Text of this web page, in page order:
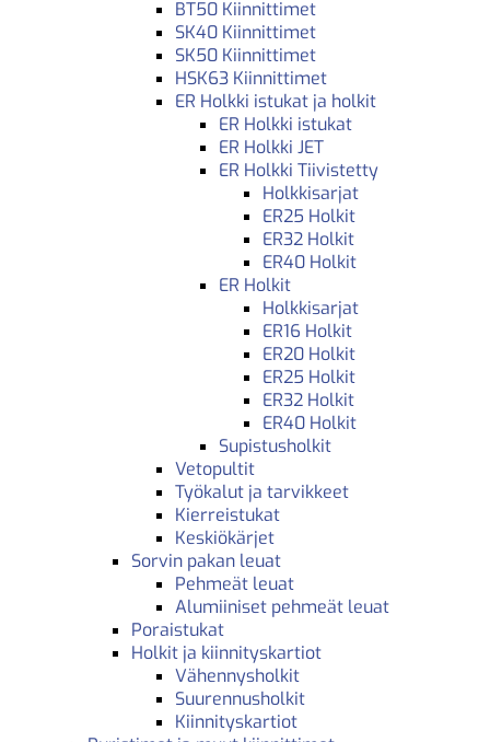
BT50 Kiinnittimet
SK40 Kiinnittimet
SK50 Kiinnittimet
HSK63 Kiinnittimet
ER Holkki istukat ja holkit
ER Holkki istukat
ER Holkki JET
ER Holkki Tiivistetty
Holkkisarjat
ER25 Holkit
ER32 Holkit
ER40 Holkit
ER Holkit
Holkkisarjat
ER16 Holkit
ER20 Holkit
ER25 Holkit
ER32 Holkit
ER40 Holkit
Supistusholkit
Vetopultit
Työkalut ja tarvikkeet
Kierreistukat
Keskiökärjet
Sorvin pakan leuat
Pehmeät leuat
Alumiiniset pehmeät leuat
Poraistukat
Holkit ja kiinnityskartiot
Vähennysholkit
Suurennusholkit
Kiinnityskartiot